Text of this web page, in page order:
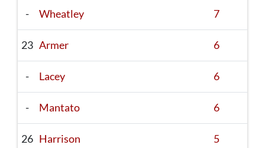
- Wheatley 7
23 Armer 6
- Lacey 6
- Mantato 6
26 Harrison 5